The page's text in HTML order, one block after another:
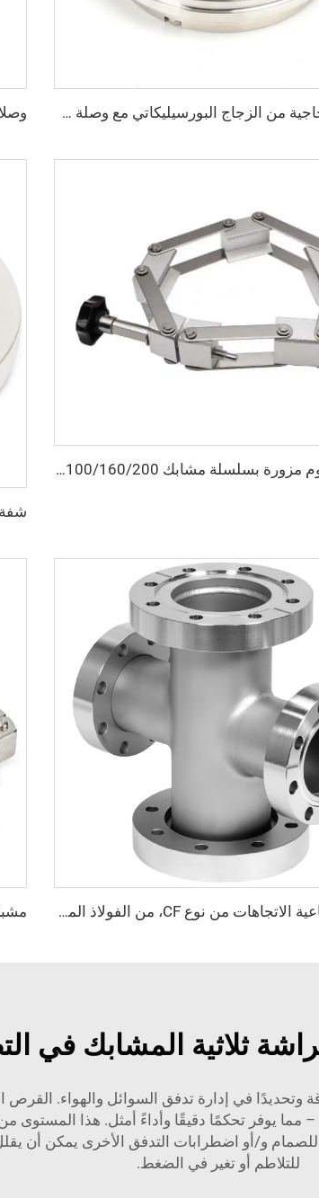
شفايف زجاجية من الزجاج البورسيليكاتي مع وصلة ISO-K من الفولاذ المقاوم للصدأ SS304 وSS316L، نوافذ رؤية للتفريغ بمقاس ISO63-ISO200 (NW63-NW200)، وصلة كبس للتفريغ
شفة ألمنيوم مزورة بسلسلة مشابك NW80/100/160/200 مشبك فراغ عالي الجودة شفة أنابيب متكتلة KF80/KF100/KF160/KF200
م cruix رباعية الاتجاهات من نوع CF، من الفولاذ المقاوم للصدأ، قابلة للدوران CF16-CF100، تجهيزات فراغ عالية قابلة للدوران/الثبات، من الفولاذ المقاوم للصدأ SS304 وSS316L، شفة بثقوب عابرة، 3/4"-4"، م cruciform عالية الجودة
ثلاثية المشابك في
دقة وتحديدًا في إدارة تدفق السوائل والهواء.
مما يوفر تحكمًا دقيقًا وأداءً أمثل. هذا
للصمام و/أو اضطرابات التدفق الأخرى يمكن أن
للتلاطم أو تغير في الضغط.